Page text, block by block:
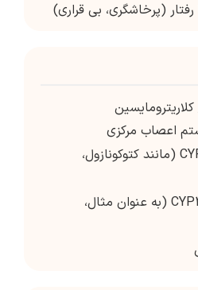
(پرخاشگری، بی قراری)
کلاریترومایسین
اعصاب مرکزی
مهارکننده‌های CYP3A4 (مانند کتوکونازول،
القاء کننده های CYP3A4 (به عنوان مثال،